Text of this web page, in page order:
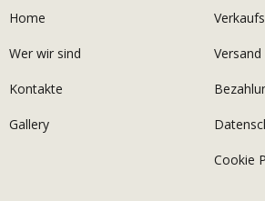
Home
Wer wir sind
Kontakte
Gallery
Versand
Cookie